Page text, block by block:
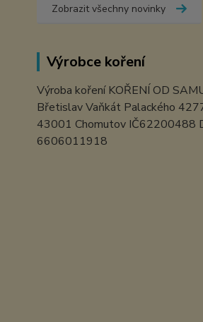
Zobrazit všechny novinky
Výrobce koření
Výroba koření KOŘENÍ OD
Břetislav Vaňkát Palackého
43001 Chomutov IČ62200488
6606011918